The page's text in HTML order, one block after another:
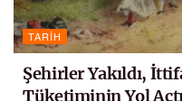
TARIH
Şehirler Yakıldı,
Tüketiminin Yol